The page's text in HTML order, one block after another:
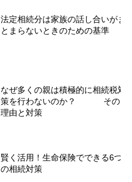
法定相続分は家族の話し合いがま
とまらないときのための基準
なぜ多くの親は積極的に相続税対
策を行わないのか？ その
理由と対策
賢く活用！生命保険でできる6つ
の相続対策